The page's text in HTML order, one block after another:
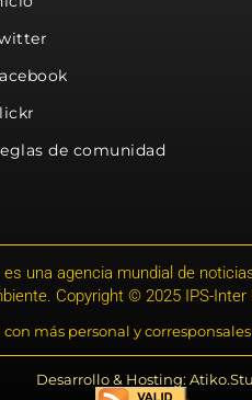
de comunidad
una agencia mundial de
Copyright © 2025 IPS-
más personal y
Desarrollo & Hosting: